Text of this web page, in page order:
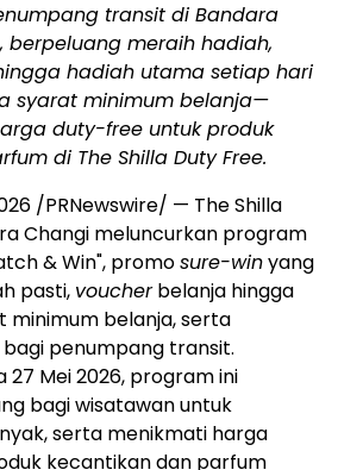
transit di Bandara
berpeluang meraih hadiah,
hadiah utama setiap hari
syarat minimum belanja—
duty-free untuk produk
di The Shilla Duty Free.
/PRNewswire/ — The Shilla
Changi meluncurkan program
& Win", promosure-winyang
pasti, voucherbelanja hingga
minimum belanja, serta
penumpang transit.
27 Mei 2026, program ini
bagi wisatawan untuk
serta menikmati harga
kecantikan dan parfum